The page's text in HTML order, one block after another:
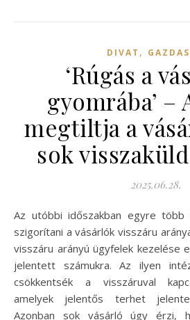
DIVAT ,
‘Rúgás a
gyomrába’ –
megtiltja a
sok
2025.06.28.
Az utóbbi időszakban egyre több kiskereskedő kezdett
szigorítani a vásárlók visszáru
visszáru arányú ügyfelek kezelése
jelentett számukra. Az ilyen
csökkentsék a visszáruval
amelyek jelentős terhet
Azonban sok vásárló úgy érzi,